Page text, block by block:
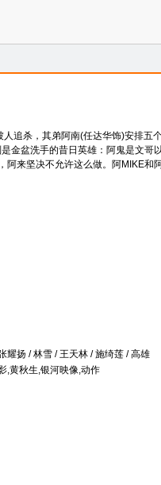
追杀，其弟阿南(任达华饰)安排
金盆洗手的昔日英雄：阿鬼是文
阿来坚决不允许这么做。阿MIKE
耀扬 / 林雪 / 王天林 / 施绮莲 / 高雄
,黄秋生,银河映像,动作